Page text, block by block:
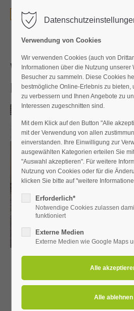
Der Eintrag "offcanvas-col1"
Der Eintrag "offcanvas-col2"
Der Eintrag "offcanvas-col3"
Der Eintrag "offcanvas-col4"
Wir bieten Ihnen eine
Büro Möbel
höhenverstellbare
Verwendung von Cookies
Wir verwenden Cookies (auch von
Informationen über die Nutzung unserer
Besucher zu sammeln. Diese Cookies
bestmögliche Online-Erlebnis zu bieten,
zu verbessern und Ihnen Angebote zu
Interessen zugeschnitten sind.
Mit dem Klick auf den Button "Alle
mit der Verwendung von allen
einverstanden. Ihre Einwilligung zur
ausgewählten Kategorien erteilen Sie
"Auswahl akzeptieren". Für weitere
Nutzung von Cookies oder für die
klicken Sie bitte auf "weitere
Erforderlich*
Notwendige Cookies zulassen
funktioniert
Externe Medien
Externe Medien wie Google Maps